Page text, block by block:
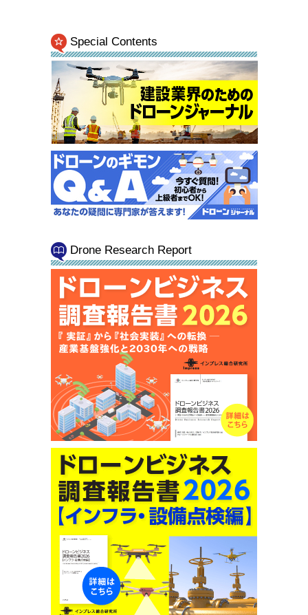
Special Contents
Drone Research Report